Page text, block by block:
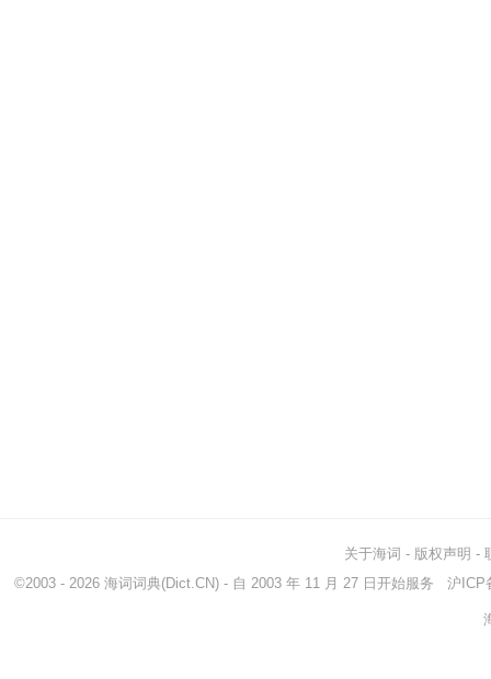
关于海词 - 版权声明 -
©2003 - 2026 海词词典(Dict.CN) - 自 2003 年 11 月 27 日开始服务 沪ICP